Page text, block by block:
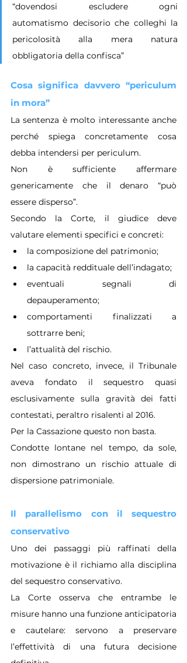
“dovendosi escludere ogni
automatismo decisorio che colleghi la
pericolosità alla mera natura
obbligatoria della confisca”
Cosa significa davvero “periculum
in mora”
La sentenza è molto interessante anche
perché spiega concretamente cosa
debba intendersi per periculum.
Non è sufficiente affermare
genericamente che il denaro “può
essere disperso”.
Secondo la Corte, il giudice deve
valutare elementi specifici e concreti:
la composizione del patrimonio;
la capacità reddituale dell’indagato;
eventuali segnali di
depauperamento;
comportamenti finalizzati a
sottrarre beni;
l’attualità del rischio.
Nel caso concreto, invece, il Tribunale
aveva fondato il sequestro quasi
esclusivamente sulla gravità dei fatti
contestati, peraltro risalenti al 2016.
Per la Cassazione questo non basta.
Condotte lontane nel tempo, da sole,
non dimostrano un rischio attuale di
dispersione patrimoniale.
Il parallelismo con il sequestro
conservativo
Uno dei passaggi più raffinati della
motivazione è il richiamo alla disciplina
del sequestro conservativo.
La Corte osserva che entrambe le
misure hanno una funzione anticipatoria
e cautelare: servono a preservare
l’effettività di una futura decisione